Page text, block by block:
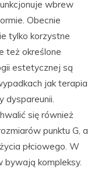
wbrew
Obecnie
tylko korzystne
też określone
estetycznej są
jak terapia
dyspareunii.
się również
punktu G, a
płciowego. W
bywają kompleksy.